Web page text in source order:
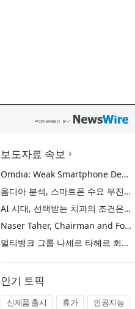
보도자료 속보
Omdia: Weak Smartphone Demand Drives Record Growth in Display Shipments to Refurbished Phone Market
옴디아 분석, 스마트폰 수요 부진에 리퍼비시 폰 디스플레이 출하량 사상 최대 기록
AI 시대, 선택받는 치과의 조건은… 정유미 원장 ‘Mini MBA for Dentists’ 단독 특강 개최
Naser Taher, Chairman and Founder of MultiBank Group, Honored by H.H. Sheikh Nahyan bin Mubarak Al Nahyan with the Golden Excellence Award for FinTech, Digital Asset and Blockchain Excellence
멀티뱅크 그룹 나세르 타헤르 회장, 핀테크·디지털 자산·블록체인 부문 ‘골든 엑설런스상’ 수상
인기 토픽
신제품 출시 휴가
인공지능